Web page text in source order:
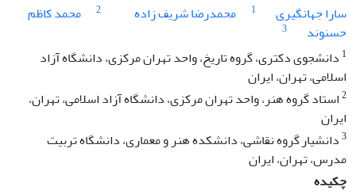
سارا جهانگیری
1 محمدرضا شریف زاده 2
محمد کاظم
حسنوند
3
1 دانشجوی دکتری، گروه تاریخ، واحد تهران مرکزی، دانشگاه آزاد
اسلامی، تهران، ایران
2استاد گروه هنر، واحد تهران مرکزی، دانشگاه آزاد اسلامی، تهران،
ایران
3دانشیار گروه نقاشی، دانشکده هنر و معماری، دانشگاه تربیت
مدرس، تهران، ایران
چکیده